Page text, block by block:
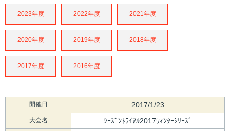
2023年度 2022年度 2021年度
2020年度 2019年度 2018年度
2017年度 2016年度
開催日 2017/1/23
大会名 ｼｰｽﾞﾝﾄﾗｲｱﾙ2017ｳｨﾝﾀｰｼﾘｰｽﾞ